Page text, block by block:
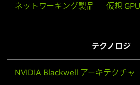
ネットワーキング製品 仮想 GPU
テクノロジ
NVIDIA Blackwell アーキテクチャ